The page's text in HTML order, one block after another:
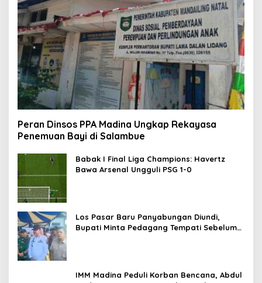
Peran Dinsos PPA Madina Ungkap Rekayasa
Penemuan Bayi di Salambue
Babak I Final Liga Champions: Havertz
Bawa Arsenal Ungguli PSG 1-0
Los Pasar Baru Panyabungan Diundi,
Bupati Minta Pedagang Tempati Sebelum
IMM Madina Peduli Korban Bencana, Abdul